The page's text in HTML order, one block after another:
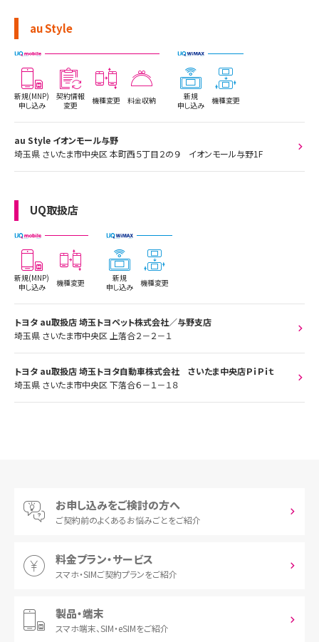
au Style
新規(MNP)
申し込み
契約情報
変更
機種変更 料金収納
新規
申し込み
機種変更
au Style イオンモール与野
埼玉県 さいたま市中央区 本町西５丁目２の９ イオンモール与野1F
UQ取扱店
新規(MNP)
申し込み
機種変更
新規
申し込み
機種変更
トヨタ au取扱店 埼玉トヨペット株式会社／与野支店
埼玉県 さいたま市中央区 上落合２－２－１
トヨタ au取扱店 埼玉トヨタ自動車株式会社 さいたま中央店ＰｉＰｉｔ
埼玉県 さいたま市中央区 下落合６－１－１８
お申し込みをご検討の方へ
ご契約前のよくあるお悩みごとをご紹介
料金プラン・サービス
スマホ・SIMご契約プランをご紹介
製品・端末
スマホ端末、SIM・eSIMをご紹介